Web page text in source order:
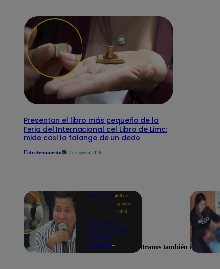
Presentan el libro más pequeño de la
Feria del Internacional del Libro de Lima:
mide casi la falange de un dedo
Entretenimiento 07 de agosto 2026
Espectáculos 06 de
agosto
2026
Dueño de La
Bella Luz, Óscar
Custodio,
rompe su
Encuéntranos también en